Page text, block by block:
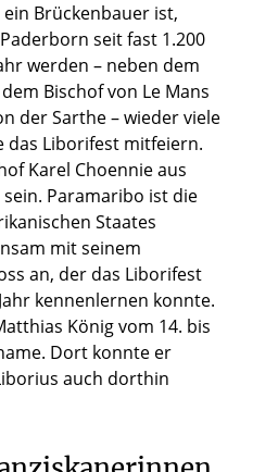
Brückenbauer ist,
seit fast 1.200
werden – neben dem
Bischof von Le Mans
der Sarthe – wieder viele
das Liborifest mitfeiern.
Karel Choennie aus
Paramaribo ist die
Staates
mit seinem
an, der das Liborifest
kennenlernen konnte.
König vom 14. bis
Dort konnte er
auch dorthin